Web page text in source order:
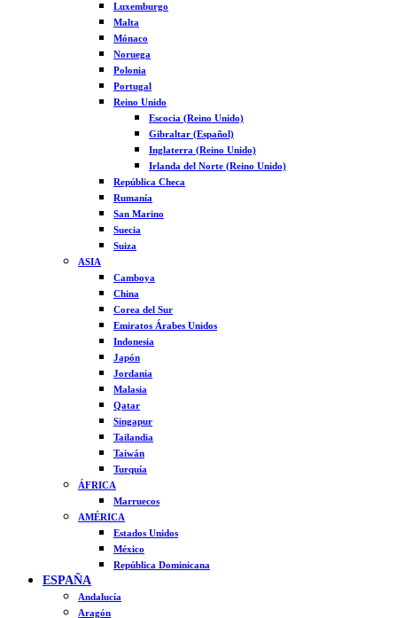
Luxemburgo
Malta
Mónaco
Noruega
Polonia
Portugal
Reino Unido
Escocia (Reino Unido)
Gibraltar (Español)
Inglaterra (Reino Unido)
Irlanda del Norte (Reino Unido)
República Checa
Rumanía
San Marino
Suecia
Suiza
ASIA
Camboya
China
Corea del Sur
Emiratos Árabes Unidos
Indonesia
Japón
Jordania
Malasia
Qatar
Singapur
Tailandia
Taiwán
Turquía
ÁFRICA
Marruecos
AMÉRICA
Estados Unidos
México
República Dominicana
ESPAÑA
Andalucía
Aragón